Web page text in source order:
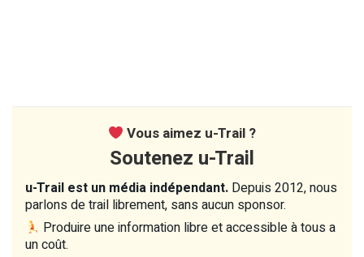
Vous aimez u-Trail ?
Soutenez u-Trail
u-Trail est un média indépendant. Depuis 2012, nous
parlons de trail librement, sans aucun sponsor.
Produire une information libre et accessible à tous a
un coût.